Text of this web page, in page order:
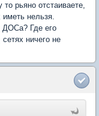
рьяно отстаиваете,
иметь нельзя.
ДОСа? Где его
ничего не